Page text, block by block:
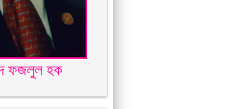
ফজলুল হক